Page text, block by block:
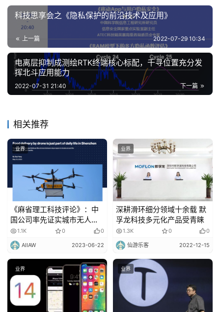
科技思享会之《隐私保护的前沿技术及应用》
上一篇 2022-07-29 10:34
电离层抑制成测绘RTK终端核心标配，千寻位置充分发
挥北斗应用能力
下一篇
2022-07-31 21:40
相关推荐
业界
《麻省理工科技评论》：中
国公司率先证实城市无人机
配送可行性
1.1K 0 0
AIIAW 2023-06-22
业界
深耕滑环细分领域十余载 默
孚龙科技多元化产品受青睐
1.3K 0 0
仙游乐客 2022-12-15
业界 业界